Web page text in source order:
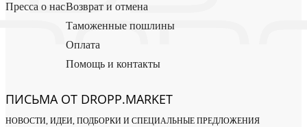
Пресса о насВозврат и отмена
Таможенные пошлины
Оплата
Помощь и контакты
ПИСЬМА ОТ DROPP.MARKET
НОВОСТИ, ИДЕИ, ПОДБОРКИ И СПЕЦИАЛЬНЫЕ ПРЕДЛОЖЕНИЯ